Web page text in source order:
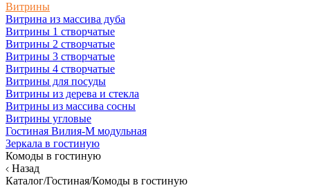
Витрины
Витрина из массива дуба
Витрины 1 створчатые
Витрины 2 створчатые
Витрины 3 створчатые
Витрины 4 створчатые
Витрины для посуды
Витрины из дерева и стекла
Витрины из массива сосны
Витрины угловые
Гостиная Вилия-М модульная
Зеркала в гостиную
Комоды в гостиную
Назад
Каталог/Гостиная/Комоды в гостиную